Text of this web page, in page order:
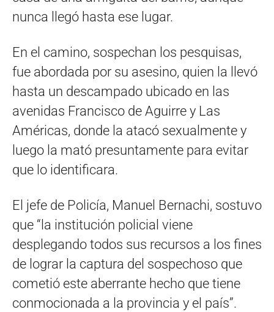
nunca llegó hasta ese lugar.
En el camino, sospechan los pesquisas,
fue abordada por su asesino, quien la llevó
hasta un descampado ubicado en las
avenidas Francisco de Aguirre y Las
Américas, donde la atacó sexualmente y
luego la mató presuntamente para evitar
que lo identificara.
El jefe de Policía, Manuel Bernachi, sostuvo
que “la institución policial viene
desplegando todos sus recursos a los fines
de lograr la captura del sospechoso que
cometió este aberrante hecho que tiene
conmocionada a la provincia y el país”.